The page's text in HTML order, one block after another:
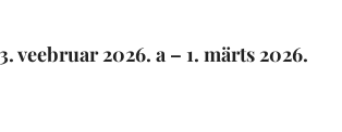
veebruar 2026. a – 1. märts 2026.